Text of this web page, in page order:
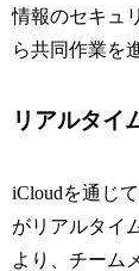
情報のセキュ
ら共同作業を
リアルタイ
iCloudを通じ
がリアルタイ
より、チーム